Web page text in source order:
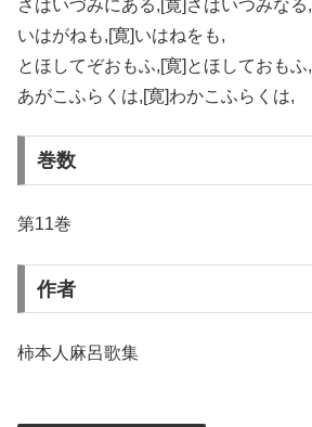
さはいづみにある,[寛]さはいつみなる,
いはがねも,[寛]いはねをも,
とほしてぞおもふ,[寛]とほしておもふ,
あがこふらくは,[寛]わかこふらくは,
巻数
第11巻
作者
柿本人麻呂歌集